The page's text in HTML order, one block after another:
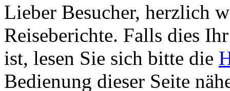
Lieber Besucher, herzlich
Reiseberichte. Falls dies
ist, lesen Sie sich bitte die
Bedienung dieser Seite